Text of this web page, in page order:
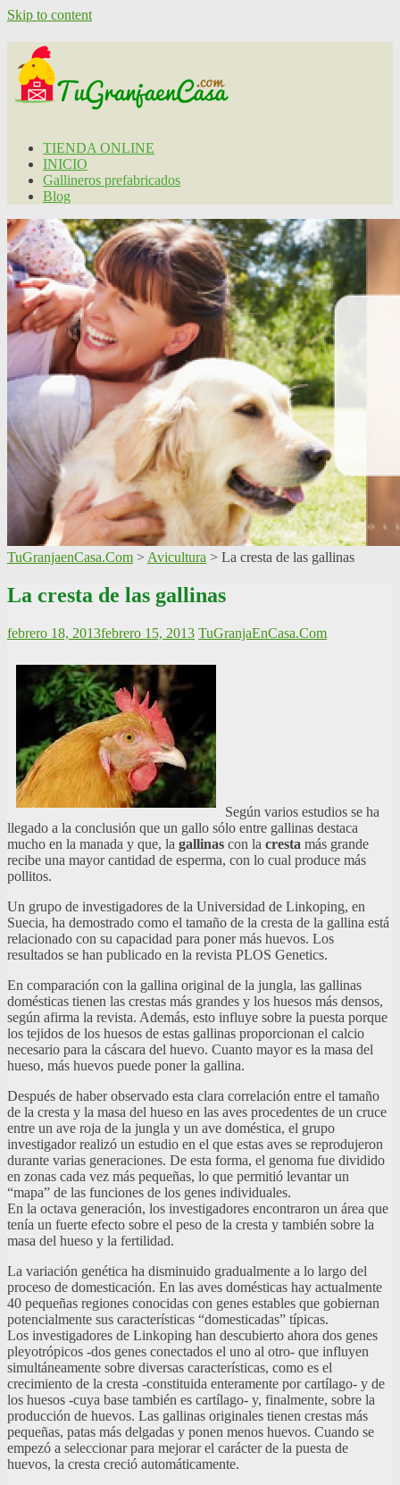
Skip to content
TIENDA ONLINE
INICIO
Gallineros prefabricados
Blog
TuGranjaenCasa.Com > Avicultura > La cresta de las gallinas
La cresta de las gallinas
febrero 18, 2013febrero 15, 2013 TuGranjaEnCasa.Com
Según varios estudios se ha
llegado a la conclusión que un gallo sólo entre gallinas destaca
mucho en la manada y que, la gallinas con la cresta más grande
recibe una mayor cantidad de esperma, con lo cual produce más
pollitos.
Un grupo de investigadores de la Universidad de Linkoping, en
Suecia, ha demostrado como el tamaño de la cresta de la gallina está
relacionado con su capacidad para poner más huevos. Los
resultados se han publicado en la revista PLOS Genetics.
En comparación con la gallina original de la jungla, las gallinas
domésticas tienen las crestas más grandes y los huesos más densos,
según afirma la revista. Además, esto influye sobre la puesta porque
los tejidos de los huesos de estas gallinas proporcionan el calcio
necesario para la cáscara del huevo. Cuanto mayor es la masa del
hueso, más huevos puede poner la gallina.
Después de haber observado esta clara correlación entre el tamaño
de la cresta y la masa del hueso en las aves procedentes de un cruce
entre un ave roja de la jungla y un ave doméstica, el grupo
investigador realizó un estudio en el que estas aves se reprodujeron
durante varias generaciones. De esta forma, el genoma fue dividido
en zonas cada vez más pequeñas, lo que permitió levantar un
“mapa” de las funciones de los genes individuales.
En la octava generación, los investigadores encontraron un área que
tenía un fuerte efecto sobre el peso de la cresta y también sobre la
masa del hueso y la fertilidad.
La variación genética ha disminuido gradualmente a lo largo del
proceso de domesticación. En las aves domésticas hay actualmente
40 pequeñas regiones conocidas con genes estables que gobiernan
potencialmente sus características “domesticadas” típicas.
Los investigadores de Linkoping han descubierto ahora dos genes
pleyotrópicos -dos genes conectados el uno al otro- que influyen
simultáneamente sobre diversas características, como es el
crecimiento de la cresta -constituida enteramente por cartílago- y de
los huesos -cuya base también es cartílago- y, finalmente, sobre la
producción de huevos. Las gallinas originales tienen crestas más
pequeñas, patas más delgadas y ponen menos huevos. Cuando se
empezó a seleccionar para mejorar el carácter de la puesta de
huevos, la cresta creció automáticamente.